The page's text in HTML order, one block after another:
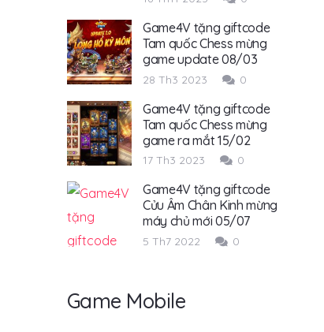
Game4V tặng giftcode
Tam quốc Chess mừng
game update 08/03
28 Th3 2023 0
Game4V tặng giftcode
Tam quốc Chess mừng
game ra mắt 15/02
17 Th3 2023 0
Game4V tặng giftcode
Cửu Âm Chân Kinh mừng
máy chủ mới 05/07
5 Th7 2022 0
Game Mobile